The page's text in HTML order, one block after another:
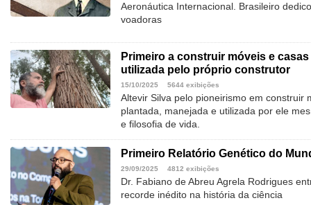
Aeronáutica Internacional. Brasileiro
voadoras
Primeiro a construir móveis e
utilizada pelo próprio construtor
15/10/2025 5644 exibições
Altevir Silva pelo pioneirismo em construir
plantada, manejada e utilizada por ele
e filosofia de vida.
Primeiro Relatório Genético do
29/09/2025 4812 exibições
Dr. Fabiano de Abreu Agrela Rodrigues
recorde inédito na história da ciência